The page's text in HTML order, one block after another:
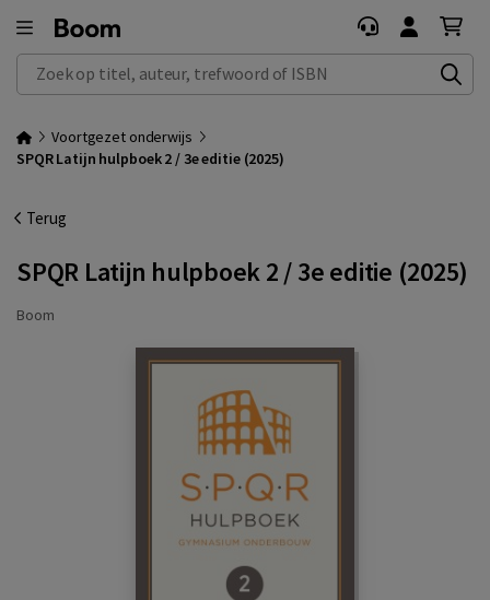
Zoek op titel, auteur, trefwoord of ISBN
Voortgezet onderwijs
SPQR Latijn hulpboek 2 / 3e editie (2025)
Terug
SPQR Latijn hulpboek 2 / 3e editie (2025)
Boom